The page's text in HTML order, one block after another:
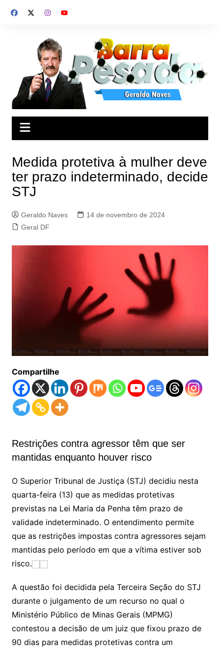
para
Medida protetiva à mulher deve
ter prazo indeterminado, decide
STJ
Geraldo Naves
14 de novembro de 2024
Geral DF
Compartilhe
Restrições contra agressor têm que ser
mantidas enquanto houver risco
O Superior Tribunal de Justiça (STJ) decidiu nesta
quarta-feira (13) que as medidas protetivas
previstas na Lei Maria da Penha têm prazo de
validade indeterminado. O entendimento permite
que as restrições impostas contra agressores sejam
mantidas pelo período em que a vítima estiver sob
risco.
A questão foi decidida pela Terceira Seção do STJ
durante o julgamento de um recurso no qual o
Ministério Público de Minas Gerais (MPMG)
contestou a decisão de um juiz que fixou prazo de
90 dias para medidas protetivas contra um